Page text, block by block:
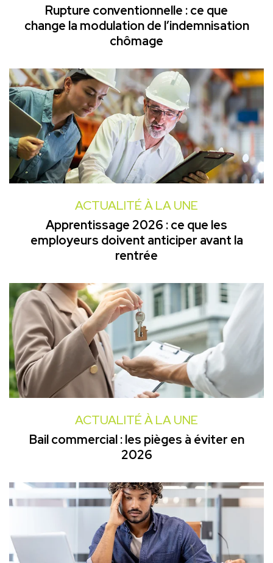
Rupture conventionnelle : ce que
change la modulation de l’indemnisation
chômage
ACTUALITÉ À LA UNE
Apprentissage 2026 : ce que les
employeurs doivent anticiper avant la
rentrée
ACTUALITÉ À LA UNE
Bail commercial : les pièges à éviter en
2026